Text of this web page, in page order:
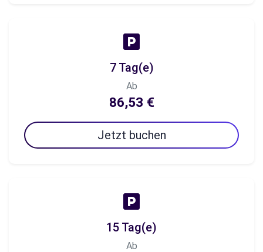
7 Tag(e)
Ab
86,53 €
Jetzt buchen
15 Tag(e)
Ab